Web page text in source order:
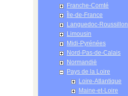
Franche-Comté
Île-de-France
Languedoc-Roussillon
Limousin
Midi-Pyrénées
Nord-Pas-de-Calais
Normandië
Pays de la Loire
Loire-Atlantique
Maine-et-Loire